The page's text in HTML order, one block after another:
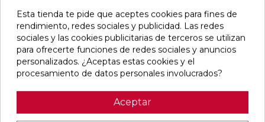
mayoritariamente marrones. Los diferentes tonos se
combinan de manera alterna y se entregan juntos en la
misma caja, facilitando su instalación y logrando un efecto
visual único y encantador.
Pensamos que te puede interesar
Esta tienda te pide que aceptes cookies para fines de
rendimiento, redes sociales y publicidad. Las redes
sociales y las cookies publicitarias de terceros se utilizan
para ofrecerte funciones de redes sociales y anuncios
personalizados. ¿Aceptas estas cookies y el
procesamiento de datos personales involucrados?
Aceptar